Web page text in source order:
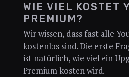
WIE VIEL KOSTET
PREMIUM?
Wir wissen, dass fast alle
kostenlos sind. Die erste
ist natürlich, wie viel ein
Premium kosten wird.